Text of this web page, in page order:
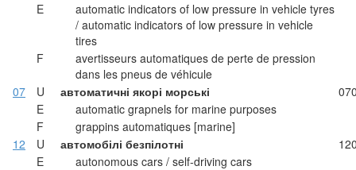
E
automatic indicators of low pressure in vehicle tyres
/ automatic indicators of low pressure in vehicle
tires
F
avertisseurs automatiques de perte de pression
dans les pneus de véhicule
07
U автоматичні якорі морські
E
automatic grapnels for marine purposes
F
grappins automatiques [marine]
12
U автомобілі безпілотні
E
autonomous cars / self-driving cars